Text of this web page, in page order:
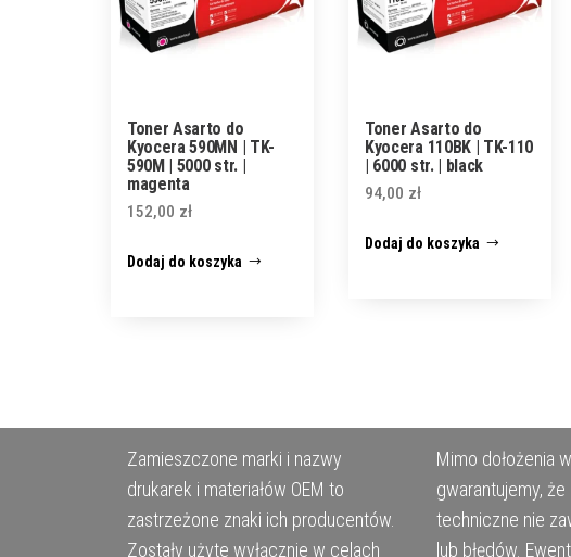
Toner Asarto do
Kyocera 590MN | TK-
590M | 5000 str. |
magenta
152,00 zł
Dodaj do koszyka
Toner Asarto do
Kyocera 110BK | TK-110
| 6000 str. | black
94,00 zł
Dodaj do koszyka
Zamieszczone marki i nazwy
drukarek i materiałów OEM to
zastrzeżone znaki ich producentów.
Zostały użyte wyłącznie w celach
Mimo dołożenia
gwarantujemy,
techniczne nie
lub błędów.